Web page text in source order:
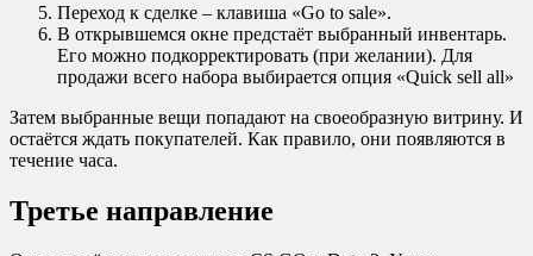
Переход к сделке – клавиша «Go to sale».
В открывшемся окне предстаёт выбранный инвентарь.
Его можно подкорректировать (при желании). Для
продажи всего набора выбирается опция «Quick sell all»
Затем выбранные вещи попадают на своеобразную витрину. И
остаётся ждать покупателей. Как правило, они появляются в
течение часа.
Третье направление